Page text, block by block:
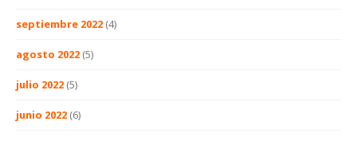
septiembre 2022 (4)
agosto 2022 (5)
julio 2022 (5)
junio 2022 (6)